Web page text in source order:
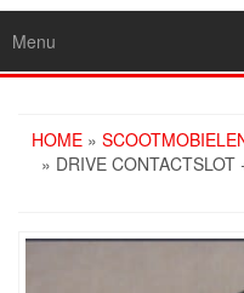
Menu
HOME »
» DRIVE